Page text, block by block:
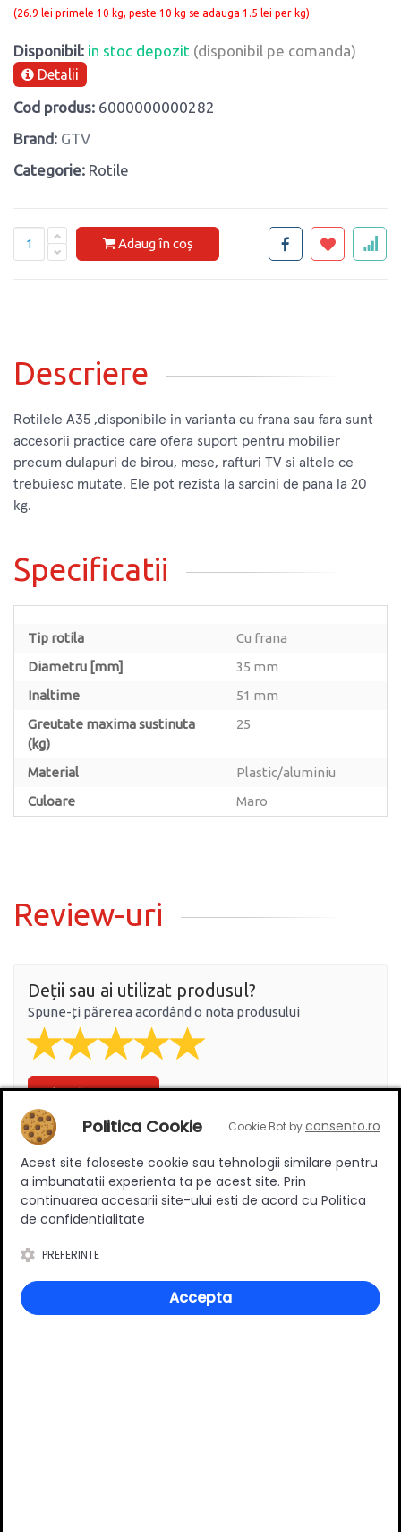
(26.9 lei primele 10 kg, peste 10 kg se adauga 1.5 lei per kg)
Disponibil: in stoc depozit (disponibil pe comanda)
Detalii
Cod produs: 6000000000282
Brand: GTV
Categorie: Rotile
Adaug în coș
Descriere
Rotilele A35 ,disponibile in varianta cu frana sau fara sunt
accesorii practice care ofera suport pentru mobilier
precum dulapuri de birou, mese, rafturi TV si altele ce
trebuiesc mutate. Ele pot rezista la sarcini de pana la 20
kg.
Specificatii
Tip rotila
Cu frana
Diametru [mm]
35 mm
Inaltime
51 mm
Greutate maxima sustinuta
(kg)
25
Material
Plastic/aluminiu
Culoare
Maro
Review-uri
Deții sau ai utilizat produsul?
Spune-ți părerea acordând o nota produsului
Adaugă un review
Ratingul general al produsului
0 (0 review-uri)
Politica Cookie Cookie Bot byconsento.ro
Acest site foloseste cookie sau tehnologii similare pentru
a imbunatatii experienta ta pe acest site. Prin
continuarea accesarii site-ului esti de acord cu Politica
de confidentialitate
PREFERINTE
Accepta